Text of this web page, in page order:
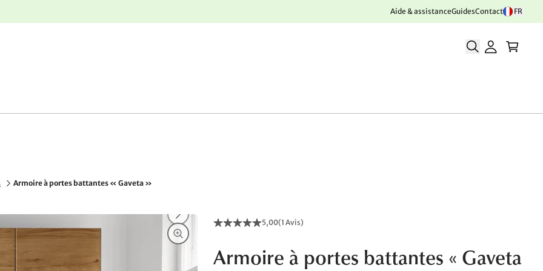
Aide & assistanceGuidesContact FR
Armoire à portes battantes « Gaveta »
5,00(1 Avis)
Armoire à portes battantes « Gaveta